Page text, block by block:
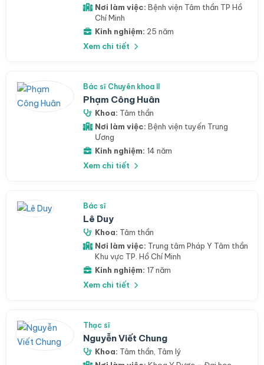
Nơi làm việc: Bệnh viện Tâm thần TP Hồ
Chí Minh
Kinh nghiệm: 25 năm
Xem chi tiết
Bác sĩ Chuyên khoa II
Phạm Công Huân
Khoa: Tâm thần
Nơi làm việc: Bệnh viện tuyến Trung
Ương
Kinh nghiệm: 14 năm
Xem chi tiết
Bác sĩ
Lê Duy
Khoa: Tâm thần
Nơi làm việc: Trung tâm Pháp Y Tâm thần
Khu vực TP. Hồ Chí Minh
Kinh nghiệm: 17 năm
Xem chi tiết
Thạc sĩ
Nguyễn Viết Chung
Khoa: Tâm thần Tâm lý